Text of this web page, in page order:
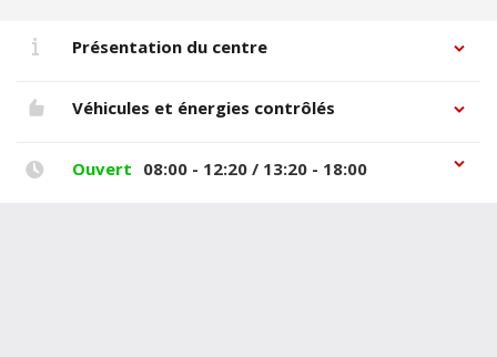
Présentation du centre
Véhicules et énergies contrôlés
Ouvert 08:00 - 12:20 / 13:20 - 18:00